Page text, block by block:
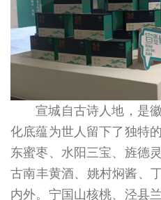
宣城自古诗人地，是徽
化底蕴为世人留下了独特
东蜜枣、水阳三宝、旌德
古南丰黄酒、姚村焖酱、
内外。宁国山核桃、泾县